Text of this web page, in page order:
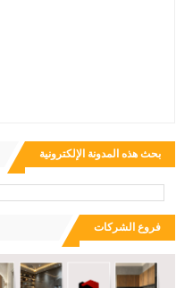
بحث هذه المدونة الإلكترونية
فروع الشركات